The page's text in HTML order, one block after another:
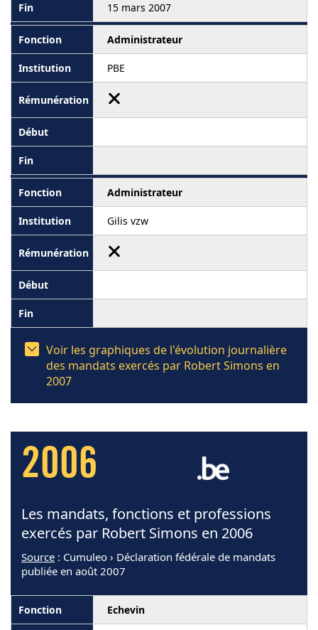
15 mars 2007
Administrateur
PBE
Administrateur
Gilis vzw
Voir les graphiques de l'évolution journalière
des mandats exercés par Robert Simons en
2007
2006
Les mandats, fonctions et professions
exercés par Robert Simons en 2006
Source : Cumuleo › Déclaration fédérale de mandats
publiée en août 2007
Echevin